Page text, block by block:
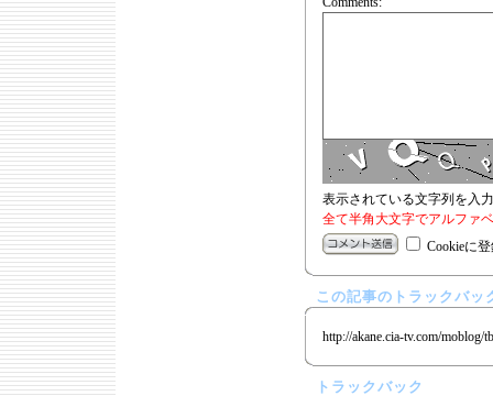
表示されている文字列を入
全て半角大文字でアルファ
Cookieに
この記事のトラックバッ
http://akane.cia-tv.com/moblog/
トラックバック